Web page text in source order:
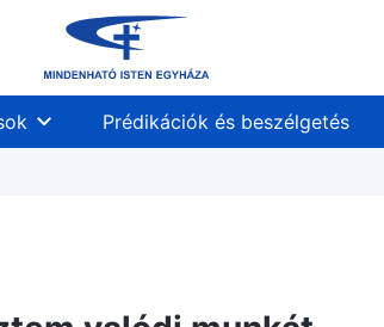
Prédikációk és beszélgetés